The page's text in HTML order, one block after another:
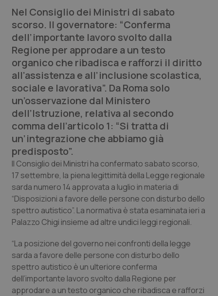
Lettere al direttore
Edizioni Regionali
QS Pro
Professionisti Sanitari.AI
Abruzzo
Basilicata
Calabria
Campania
Emilia-Romagna
Lazio
Liguria
QS Pro Gold
Artrite & artrosi
Asma & BPCO
Car-T
Colesterolo & coronaropatie
Diabete & glucometri
Disturbi dell’umore
QS Club Newsletter
Nel Consiglio dei Ministri di sabato
scorso. Il governatore: “Conferma
dell’importante lavoro svolto dalla
Regione per approdare a un testo
organico che ribadisca e rafforzi il diritto
all’assistenza e all’inclusione scolastica,
sociale e lavorativa”. Da Roma solo
un’osservazione dal Ministero
dell’Istruzione, relativa al secondo
comma dell’articolo 1: “Si tratta di
un’integrazione che abbiamo già
predisposto”.
Il Consiglio dei Ministri ha confermato sabato scorso,
17 settembre, la piena legittimità della Legge regionale
sarda numero 14 approvata a luglio in materia di
“Disposizioni a favore delle persone con disturbo dello
spettro autistico”. La normativa è stata esaminata ieri a
Palazzo Chigi insieme ad altre undici leggi regionali.
“La posizione del governo nei confronti della legge
sarda a favore delle persone con disturbo dello
spettro autistico è un ulteriore conferma
dell’importante lavoro svolto dalla Regione per
approdare a un testo organico che ribadisca e rafforzi